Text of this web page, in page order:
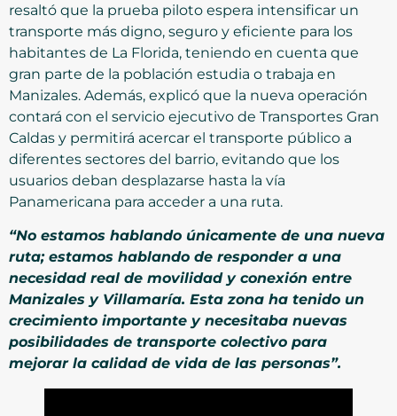
resaltó que la prueba piloto espera intensificar un
transporte más digno, seguro y eficiente para los
habitantes de La Florida, teniendo en cuenta que
gran parte de la población estudia o trabaja en
Manizales. Además, explicó que la nueva operación
contará con el servicio ejecutivo de Transportes Gran
Caldas y permitirá acercar el transporte público a
diferentes sectores del barrio, evitando que los
usuarios deban desplazarse hasta la vía
Panamericana para acceder a una ruta.
“No estamos hablando únicamente de una nueva
ruta; estamos hablando de responder a una
necesidad real de movilidad y conexión entre
Manizales y Villamaría. Esta zona ha tenido un
crecimiento importante y necesitaba nuevas
posibilidades de transporte colectivo para
mejorar la calidad de vida de las personas”.